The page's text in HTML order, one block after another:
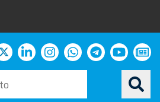
twitterlinkedininstagram
whatsapp
telegram
Cerca
nel